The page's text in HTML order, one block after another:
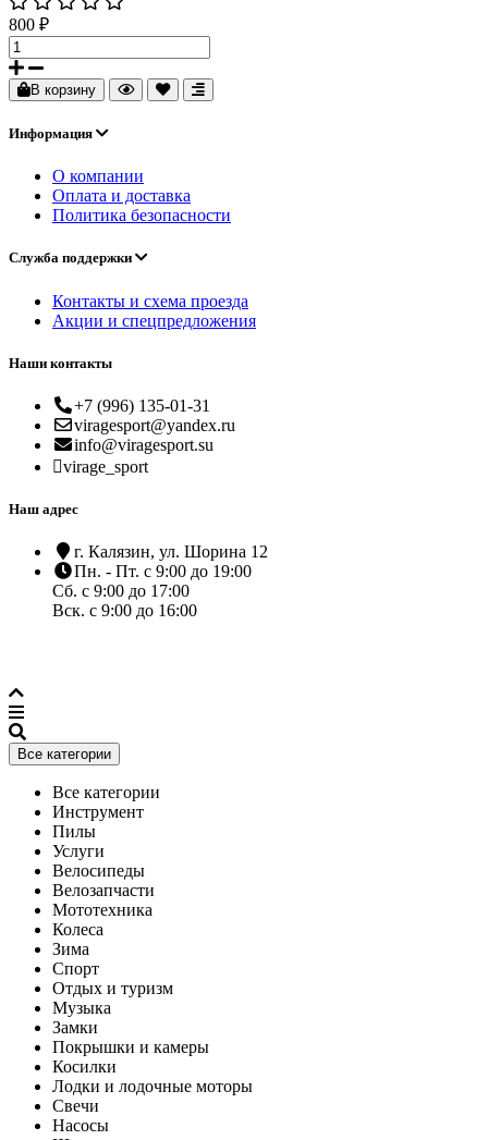
800 ₽
В корзину
Информация
О компании
Оплата и доставка
Политика безопасности
Служба поддержки
Контакты и схема проезда
Акции и спецпредложения
Наши контакты
+7 (996) 135-01-31
viragesport@yandex.ru
info@viragesport.su
virage_sport
Наш адрес
г. Калязин, ул. Шорина 12
Пн. - Пт. с 9:00 до 19:00
Сб. с 9:00 до 17:00
Вск. с 9:00 до 16:00
Все категории
Все категории
Инструмент
Пилы
Услуги
Велосипеды
Велозапчасти
Мототехника
Колеса
Зима
Спорт
Отдых и туризм
Музыка
Замки
Покрышки и камеры
Косилки
Лодки и лодочные моторы
Свечи
Насосы